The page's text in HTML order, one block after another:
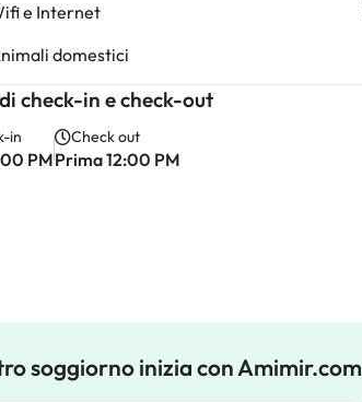
e Internet
domestici
check-in e check-out
in
PM
Check out
Prima 12:00 PM
soggiorno inizia con Amimir.com